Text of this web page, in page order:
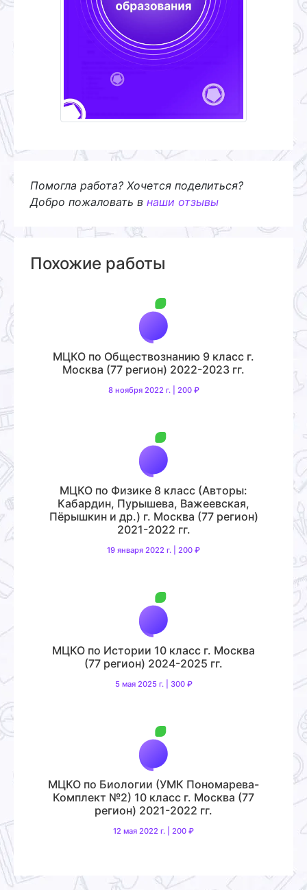
Помогла работа? Хочется поделиться?
Добро пожаловать в наши отзывы
Похожие работы
МЦКО по Обществознанию 9 класс г.
Москва (77 регион) 2022-2023 гг.
8 ноября 2022 г. | 200 ₽
МЦКО по Физике 8 класс (Авторы:
Кабардин, Пурышева, Важеевская,
Пёрышкин и др.) г. Москва (77 регион)
2021-2022 гг.
19 января 2022 г. | 200 ₽
МЦКО по Истории 10 класс г. Москва
(77 регион) 2024-2025 гг.
5 мая 2025 г. | 300 ₽
МЦКО по Биологии (УМК Пономарева-
Комплект №2) 10 класс г. Москва (77
регион) 2021-2022 гг.
12 мая 2022 г. | 200 ₽